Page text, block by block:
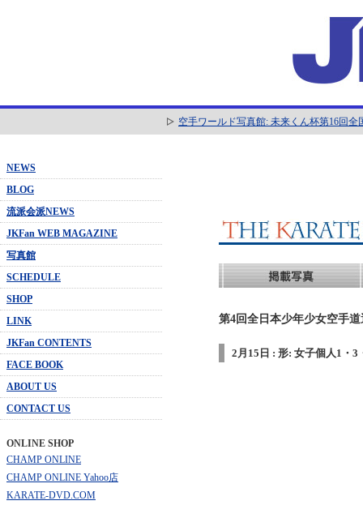
空手ワールド写真館: 未来くん杯第16回
NEWS
BLOG
流派会派NEWS
JKFan WEB MAGAZINE
写真館
SCHEDULE
SHOP
LINK
JKFan CONTENTS
FACE BOOK
ABOUT US
CONTACT US
ONLINE SHOP
CHAMP ONLINE
CHAMP ONLINE Yahoo店
KARATE-DVD.COM
第4回全日本少年少女空手
2月15日 : 形: 女子個人1・